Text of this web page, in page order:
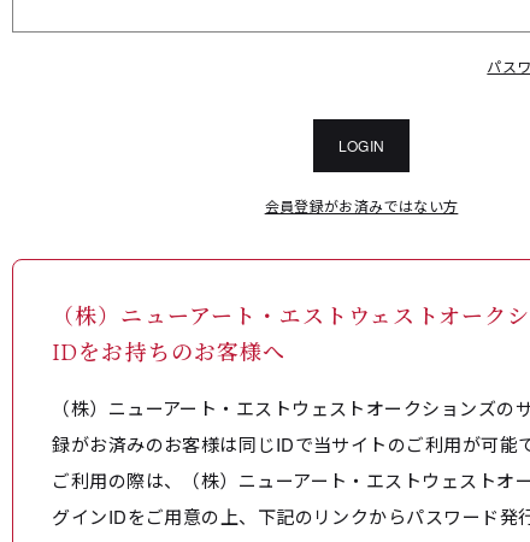
パス
LOGIN
会員登録がお済みではない方
（株）ニューアート・エストウェストオーク
IDをお持ちのお客様へ
（株）ニューアート・エストウェストオークションズの
録がお済みのお客様は同じIDで当サイトのご利用が可能
ご利用の際は、（株）ニューアート・エストウェストオ
グインIDをご用意の上、下記のリンクからパスワード発